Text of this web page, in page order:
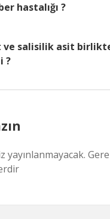
hastalığı ?
ve salisilik asit
?
yayınlanmayacak.